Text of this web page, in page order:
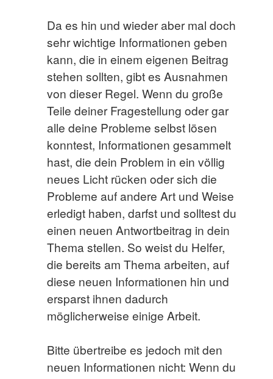
Da es hin und wieder aber mal doch
sehr wichtige Informationen geben
kann, die in einem eigenen Beitrag
stehen sollten, gibt es Ausnahmen
von dieser Regel. Wenn du große
Teile deiner Fragestellung oder gar
alle deine Probleme selbst lösen
konntest, Informationen gesammelt
hast, die dein Problem in ein völlig
neues Licht rücken oder sich die
Probleme auf andere Art und Weise
erledigt haben, darfst und solltest du
einen neuen Antwortbeitrag in dein
Thema stellen. So weist du Helfer,
die bereits am Thema arbeiten, auf
diese neuen Informationen hin und
ersparst ihnen dadurch
möglicherweise einige Arbeit.
Bitte übertreibe es jedoch mit den
neuen Informationen nicht: Wenn du